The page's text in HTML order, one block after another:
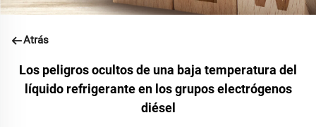
Atrás
Los peligros ocultos de una baja temperatura del
líquido refrigerante en los grupos electrógenos
diésel